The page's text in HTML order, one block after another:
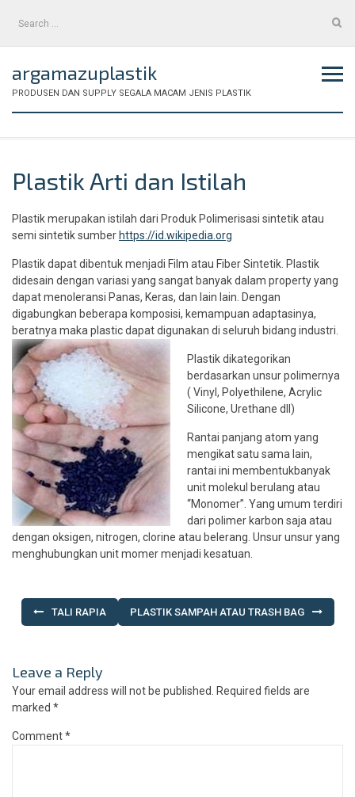
Search
argamazuplastik
PRODUSEN DAN SUPPLY SEGALA MACAM JENIS PLASTIK
Plastik Arti dan Istilah
Plastik merupakan istilah dari Produk Polimerisasi sintetik atau
semi sintetik sumber https://id.wikipedia.org
Plastik dapat dibentuk menjadi Film atau Fiber Sintetik. Plastik
didesain dengan variasi yang sangat banyak dalam property yang
dapat menoleransi Panas, Keras, dan lain lain. Dengan
digabungkan beberapa komposisi, kemampuan adaptasinya,
beratnya maka plastic dapat digunakan di seluruh bidang industri.
Plastik dikategorikan
berdasarkan unsur polimernya
( Vinyl, Polyethilene, Acrylic
Silicone, Urethane dll)
Rantai panjang atom yang
mengikat satu sama lain,
rantai ini membentukbanyak
unit molekul berulang atau
“Monomer”. Yang umum terdiri
dari polimer karbon saja atau
dengan oksigen, nitrogen, clorine atau belerang. Unsur unsur yang
menghubungkan unit momer menjadi kesatuan.
Post
navigation
TALI RAPIA PLASTIK SAMPAH ATAU TRASH BAG
Leave a Reply
Your email address will not be published.
Required fields are
marked *
Comment*